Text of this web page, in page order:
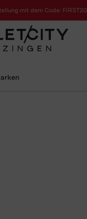
mit dem Code: FIRST20